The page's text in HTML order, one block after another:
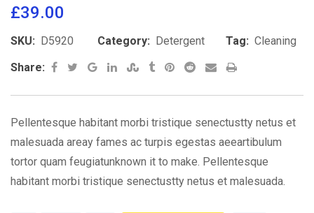
£39.00
SKU: D5920 Category: Detergent Tag: Cleaning
Share:
Google+LinkedInStumbleUpon
TumblrPinterestRedditSharePrint
Pellentesque habitant morbi tristique senectustty netus et
malesuada areay fames ac turpis egestas aeeartibulum
tortor quam feugiatunknown it to make. Pellentesque
habitant morbi tristique senectustty netus et malesuada.